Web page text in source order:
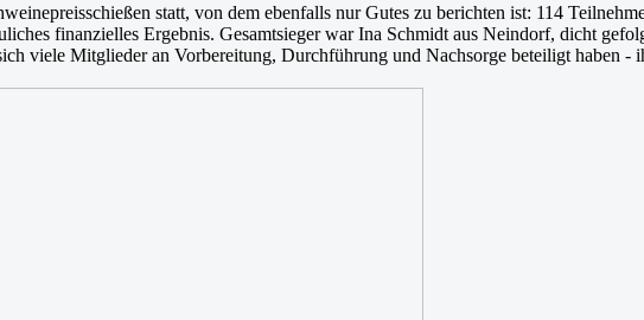
statt, von dem ebenfalls nur Gutes zu berichten ist: 114
finanzielles Ergebnis. Gesamtsieger war Ina Schmidt aus Neindorf, dicht
viele Mitglieder an Vorbereitung, Durchführung und Nachsorge beteiligt haben -